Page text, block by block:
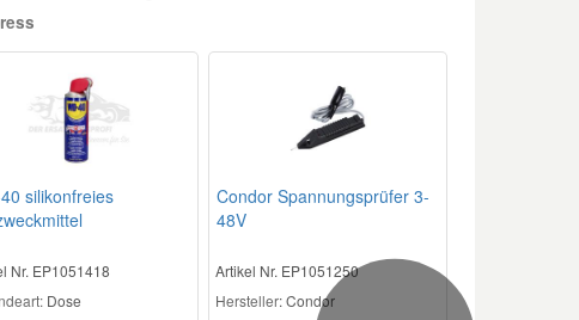
silikonfreies
Nr. EP1051418
Dose
Condor Spannungsprüfer 3-
48V
Artikel Nr. EP1051250
Hersteller: Condor